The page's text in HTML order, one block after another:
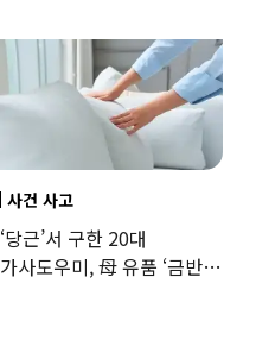
사건 사고
‘당근’서 구한 20대
가사도우미, 母 유품 ‘금반지